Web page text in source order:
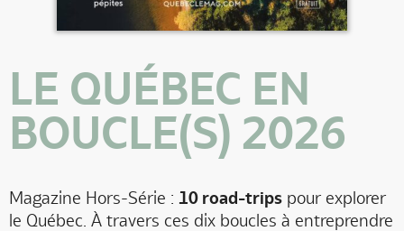
LE QUÉBEC EN
BOUCLE(S) 2026
Magazine Hors-Série : 10 road-trips pour explorer
le Québec. À travers ces dix boucles à entreprendre